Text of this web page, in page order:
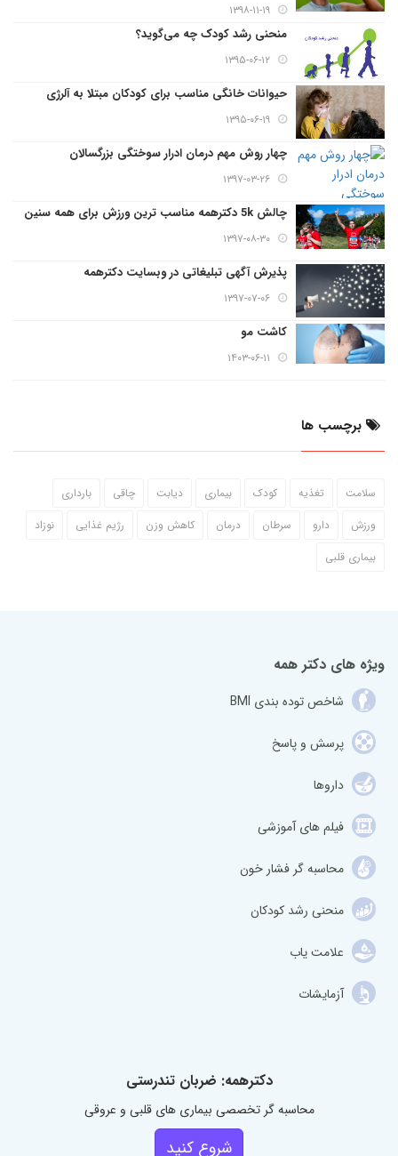
۱۳۹۸-۱۱-۱۹
منحنی رشد کودک چه می‌گوید؟
۱۳۹۵-۰۶-۱۲
حیوانات خانگی مناسب برای کودکان مبتلا به آلرژی
۱۳۹۵-۰۶-۱۹
چهار روش مهم درمان ادرار سوختگی بزرگسالان
۱۳۹۷-۰۳-۲۶
چالش 5k دکترهمه مناسب ترین ورزش برای همه سنین
۱۳۹۷-۰۸-۳۰
پذیرش آگهی تبلیغاتی در وبسایت دکترهمه
۱۳۹۷-۰۷-۰۶
کاشت مو
۱۴۰۳-۰۶-۱۱
برچسب ها
سلامت تغذیه کودک بیماری دیابت چاقی
بارداری
ورزش
دارو سرطان درمان کاهش وزن رژیم غذایی
نوزاد
بیماری قلبی
ویژه های دکتر همه
شاخص توده بندی BMI
پرسش و پاسخ
داروها
فیلم های آموزشی
محاسبه گر فشار خون
منحنی رشد کودکان
علامت یاب
آزمایشات
دکترهمه: ضربان تندرستی
محاسبه گر تخصصی بیماری های قلبی و عروقی
شروع کنید